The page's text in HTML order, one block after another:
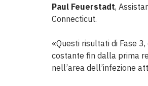
Paul Feuerstadt,
Connecticut.
«Questi risultati di Fase
costante fin dalla prima
nell’area dell’infezione